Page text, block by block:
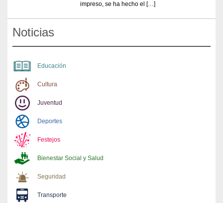
impreso, se ha hecho el […]
Noticias
Educación
Cultura
Juventud
Deportes
Festejos
Bienestar Social y Salud
Seguridad
Transporte